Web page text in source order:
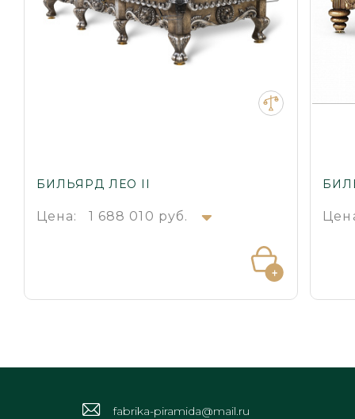
БИЛЬЯРД ЛЕО II
Цена: 1 688 010 руб.
fabrika-piramida@mail.ru